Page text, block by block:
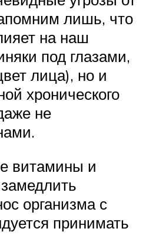
лишь, что
на наш
под глазами,
лица), но и
хронического
не
витамины и
организма с
принимать